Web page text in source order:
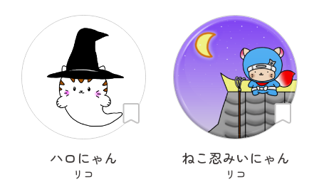
ハロにゃん
リコ
ねこ忍みいにゃん
リコ